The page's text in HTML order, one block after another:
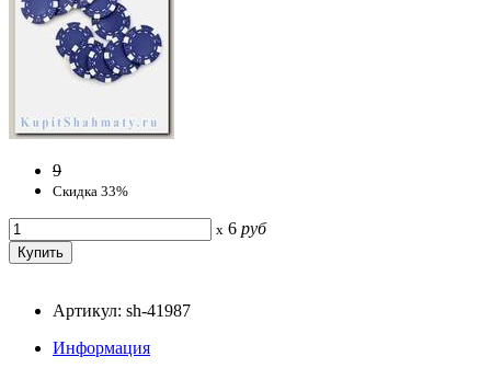
9
Скидка 33%
x 6 руб
Артикул: sh-41987
Информация